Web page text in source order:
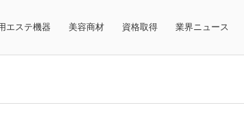
エステ機器 美容商材 資格取得 業界ニュース